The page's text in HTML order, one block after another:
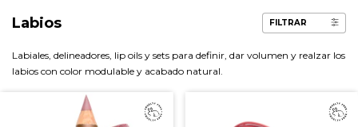
Labios FILTRAR
Labiales, delineadores, lip oils y sets para definir, dar volumen y realzar los
labios con color modulable y acabado natural.